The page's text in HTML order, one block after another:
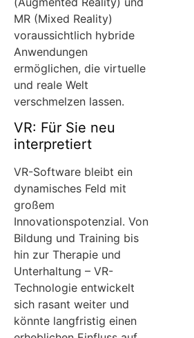
MR (Mixed Reality)
voraussichtlich hybride
Anwendungen
ermöglichen, die virtuelle
und reale Welt
verschmelzen lassen.
VR: Für Sie neu
interpretiert
VR-Software bleibt ein
dynamisches Feld mit
großem
Innovationspotenzial. Von
Bildung und Training bis
hin zur Therapie und
Unterhaltung – VR-
Technologie entwickelt
sich rasant weiter und
könnte langfristig einen